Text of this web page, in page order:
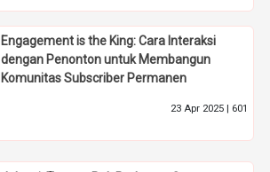
Engagement is the King: Cara Interaksi
dengan Penonton untuk Membangun
Komunitas Subscriber Permanen
23 Apr 2025 | 601